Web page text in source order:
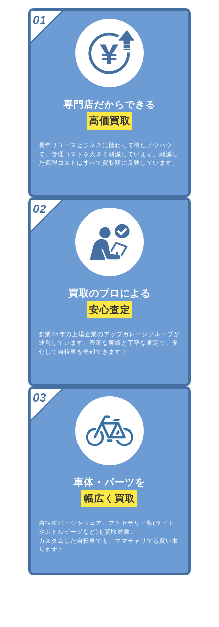
専門店だからできる
高価買取
長年リユースビジネスに携わって得たノウハウ
で、管理コストを大きく削減しています。削減し
た管理コストはすべて買取額に反映しています。
買取のプロによる
安心査定
創業25年の上場企業のアップガレージグループが
運営しています。豊富な実績と丁寧な査定で、安
心して自転車を売却できます！
車体・パーツを
幅広く買取
自転車パーツやウェア、アクセサリー類(ライト
やボトルゲージなど)も買取対象。
カスタムした自転車でも、ママチャリでも買い取
ります！